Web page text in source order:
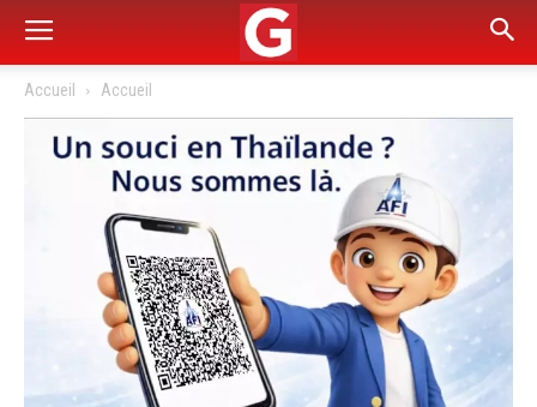
Accueil Accueil